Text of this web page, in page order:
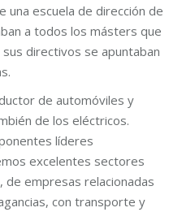
una escuela de dirección de
a todos los másters que
directivos se apuntaban
de automóviles y
de los eléctricos.
líderes
excelentes sectores
de empresas relacionadas
con transporte y